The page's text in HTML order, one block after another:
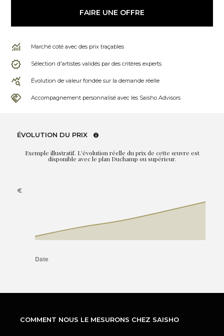
FAIRE UNE OFFRE
Marché coté avec des prix traçables
Sélection d'artistes validés par des critères experts
Évolution de valeur fondée sur la demande réelle
Accompagnement personnalisé avec les Saisho Advisors
ÉVOLUTION DU PRIX
Exemple illustratif. L'évolution réelle du prix de cette œuvre est
disponible avec le plan Duchamp ou supérieur.
COMMENT NOUS LE MESURONS CHEZ SAISHO